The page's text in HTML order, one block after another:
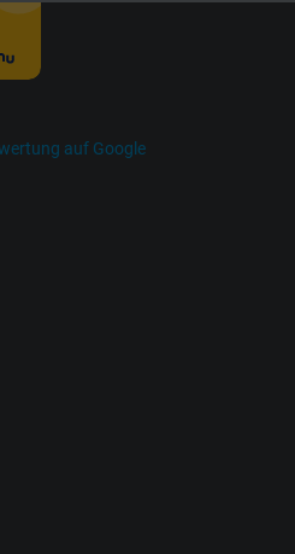
Daten darüber, wie der
die Website nutzt.
auf Google